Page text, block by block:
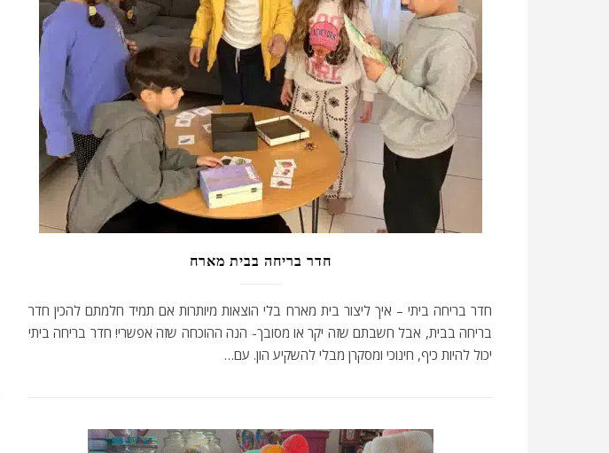
חדר בריחה בבית מארח
חדר בריחה ביתי – איך ליצור בית מארח בלי הוצאות מיותרות אם תמיד חלמתם להכין חדר
בריחה בבית, אבל חשבתם שזה יקר או מסובך- הנה ההוכחה שזה אפשרי! חדר בריחה ביתי
יכול להיות כיף, חינוכי ומסקרן מבלי להשקיע הון. עם…